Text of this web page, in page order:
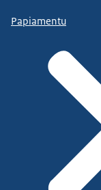
Papiamentu